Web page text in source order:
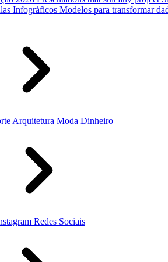
Infográficos Modelos para transformar
Arquitetura Moda Dinheiro
Redes Sociais